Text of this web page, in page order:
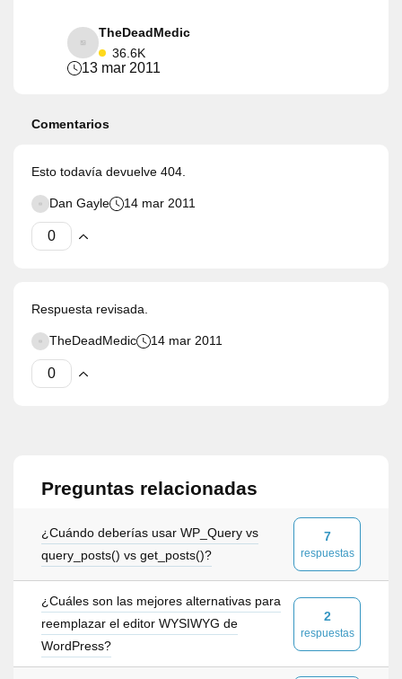
TheDeadMedic
36.6K
13 mar 2011
Comentarios
Esto todavía devuelve 404.
Dan Gayle 14 mar 2011
Respuesta revisada.
TheDeadMedic 14 mar 2011
Preguntas relacionadas
¿Cuándo deberías usar WP_Query vs
query_posts() vs get_posts()?
7
respuestas
¿Cuáles son las mejores alternativas para
reemplazar el editor WYSIWYG de
WordPress?
2
respuestas